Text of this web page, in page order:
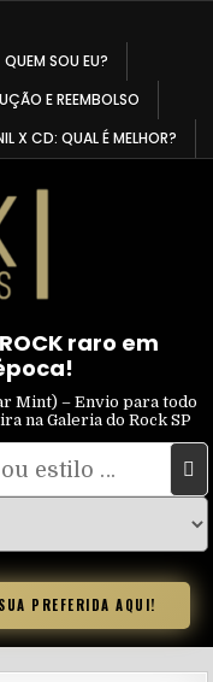
QUEM SOU EU?
E REEMBOLSO
X CD: QUAL É MELHOR?
raro em
Mint) – Envio para todo
na Galeria do Rock SP
PREFERIDA AQUI!